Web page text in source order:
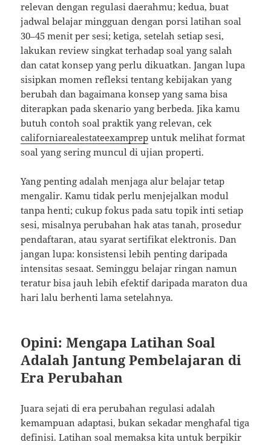
relevan dengan regulasi daerahmu; kedua, buat
jadwal belajar mingguan dengan porsi latihan soal
30–45 menit per sesi; ketiga, setelah setiap sesi,
lakukan review singkat terhadap soal yang salah
dan catat konsep yang perlu dikuatkan. Jangan lupa
sisipkan momen refleksi tentang kebijakan yang
berubah dan bagaimana konsep yang sama bisa
diterapkan pada skenario yang berbeda. Jika kamu
butuh contoh soal praktik yang relevan, cek
californiarealestateexamprep untuk melihat format
soal yang sering muncul di ujian properti.
Yang penting adalah menjaga alur belajar tetap
mengalir. Kamu tidak perlu menjejalkan modul
tanpa henti; cukup fokus pada satu topik inti setiap
sesi, misalnya perubahan hak atas tanah, prosedur
pendaftaran, atau syarat sertifikat elektronis. Dan
jangan lupa: konsistensi lebih penting daripada
intensitas sesaat. Seminggu belajar ringan namun
teratur bisa jauh lebih efektif daripada maraton dua
hari lalu berhenti lama setelahnya.
Opini: Mengapa Latihan Soal
Adalah Jantung Pembelajaran di
Era Perubahan
Juara sejati di era perubahan regulasi adalah
kemampuan adaptasi, bukan sekadar menghafal tiga
definisi. Latihan soal memaksa kita untuk berpikir